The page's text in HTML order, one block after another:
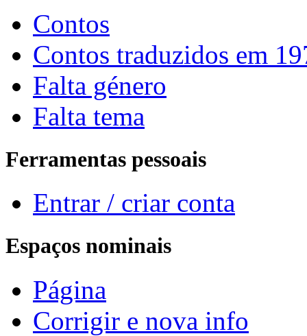
Contos
Contos traduzidos em
Falta género
Falta tema
Ferramentas pessoais
Entrar / criar conta
Espaços nominais
Página
Corrigir e nova info